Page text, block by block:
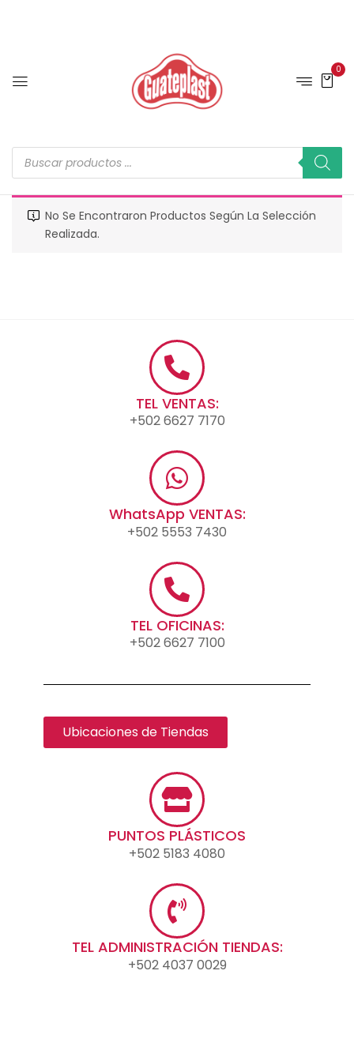
0
No Se Encontraron Productos Según La Selección
Realizada.
TEL VENTAS:
+502 6627 7170
WhatsApp VENTAS:
+502 5553 7430
TEL OFICINAS:
+502 6627 7100
Ubicaciones de Tiendas
PUNTOS PLÁSTICOS
+502 5183 4080
TEL ADMINISTRACIÓN TIENDAS:
+502 4037 0029